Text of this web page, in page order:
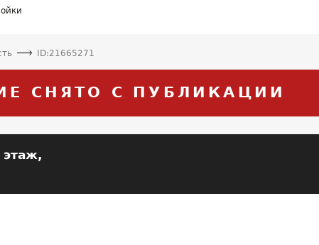
ID:21665271
СНЯТО С ПУБЛИКАЦИИ
этаж,